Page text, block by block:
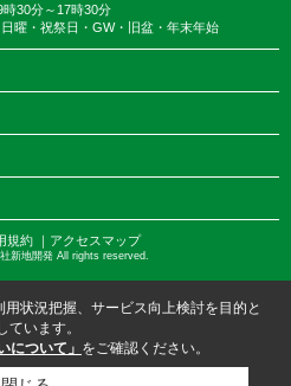
時30分～17時30分
曜・祝祭日・GW・旧盆・年末年始
規約｜ アクセスマップ
新地開発 All rights reserved.
状況把握、サービス向上検討を目的と
います。
について」 をご確認ください。